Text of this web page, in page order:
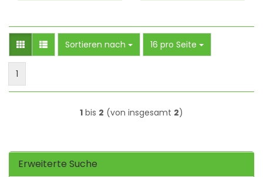
Sortieren nach
Sortieren nach 16 pro Seite
pro Seite
1
1 bis 2 (von insgesamt 2)
Erweiterte Suche